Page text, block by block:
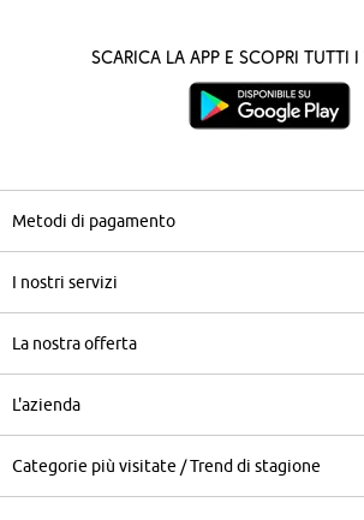
Scarica la App e scopri tutti i
Metodi di pagamento
I nostri servizi
La nostra offerta
L'azienda
Categorie più visitate / Trend di stagione